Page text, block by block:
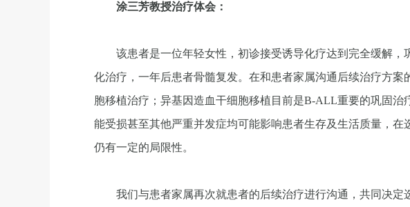
涂三芳教授治疗体会：
该患者是一位年轻女性，初诊接受诱导化疗达到完全缓解
化治疗，一年后患者骨髓复发。在和患者家属沟通后续治疗方
胞移植治疗；异基因造血干细胞移植目前是B-ALL重要的巩固
能受损甚至其他严重并发症均可能影响患者生存及生活质量，
仍有一定的局限性。
我们与患者家属再次就患者的后续治疗进行沟通，共同决